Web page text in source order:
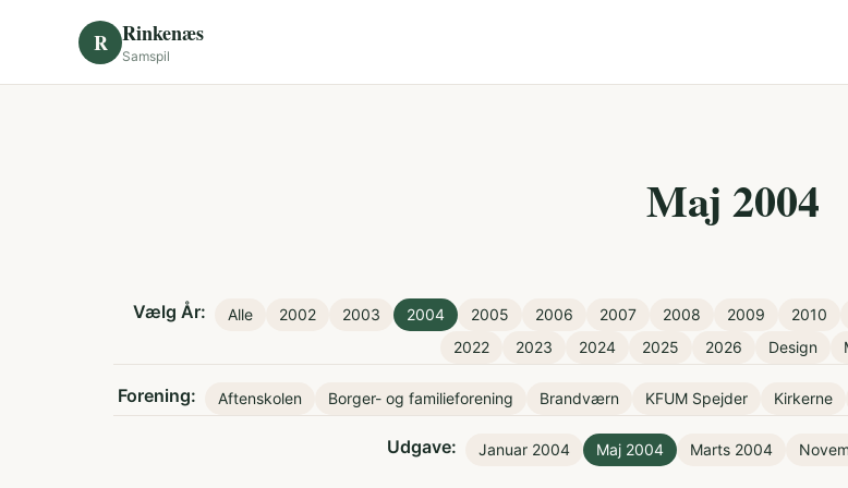
R Rinkenæs
Samspil
Maj 2004
Vælg År: Alle 2002 2003 2004 2005 2006 2007 2008 2009 2010
2022
2023 2024 2025 2026 Design
Forening: Aftenskolen Borger- og familieforening Brandværn KFUM Spejder Kirkerne
Udgave: Januar 2004 Maj 2004 Marts 2004